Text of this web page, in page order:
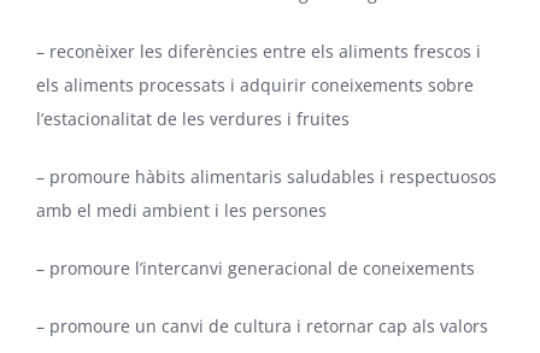
– reconèixer les diferències entre els aliments frescos i
els aliments processats i adquirir coneixements sobre
l’estacionalitat de les verdures i fruites
– promoure hàbits alimentaris saludables i respectuosos
amb el medi ambient i les persones
– promoure l’intercanvi generacional de coneixements
– promoure un canvi de cultura i retornar cap als valors